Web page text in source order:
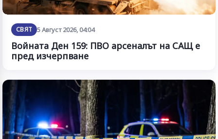
СВЯТ 5 Август 2026, 04:04
Войната Ден 159: ПВО арсеналът на САЩ е
пред изчерпване